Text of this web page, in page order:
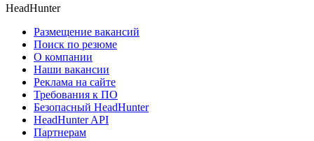
HeadHunter
Размещение вакансий
Поиск по резюме
О компании
Наши вакансии
Реклама на сайте
Требования к ПО
Безопасный HeadHunter
HeadHunter API
Партнерам